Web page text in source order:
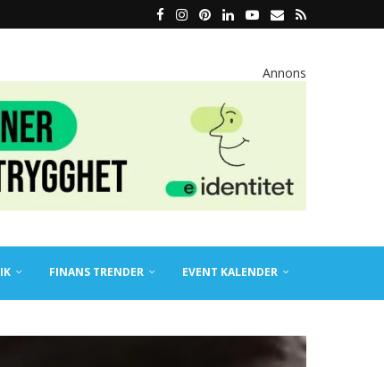
Annons
FINANS TRENDER EVENT KALENDER